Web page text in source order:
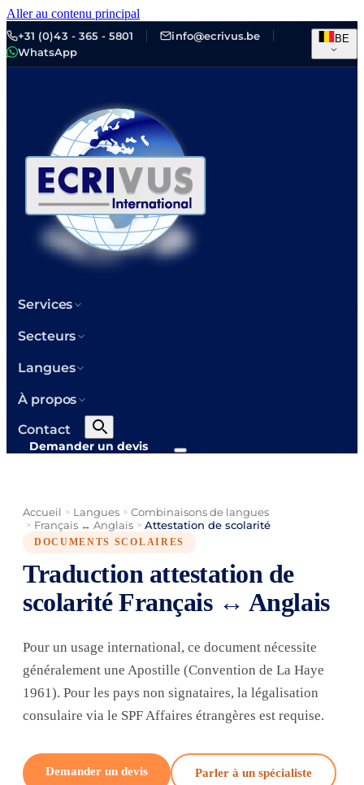
Aller au contenu principal
+31 (0)43 - 365 - 5801
info@ecrivus.be
WhatsApp
BE
Services
Secteurs
Langues
À propos
Contact
Demander un devis
Accueil > Langues > Combinaisons de langues
> Français ↔ Anglais > Attestation de scolarité
DOCUMENTS SCOLAIRES
Traduction attestation de
scolarité Français ↔ Anglais
Pour un usage international, ce document nécessite
généralement une Apostille (Convention de La Haye
1961). Pour les pays non signataires, la légalisation
consulaire via le SPF Affaires étrangères est requise.
Demander un devis Parler à un spécialiste